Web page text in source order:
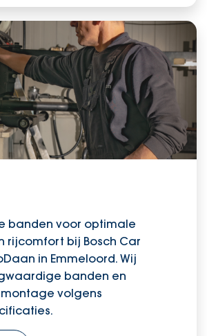
banden voor optimale
rijcomfort bij Bosch Car
in Emmeloord. Wij
banden en
volgens